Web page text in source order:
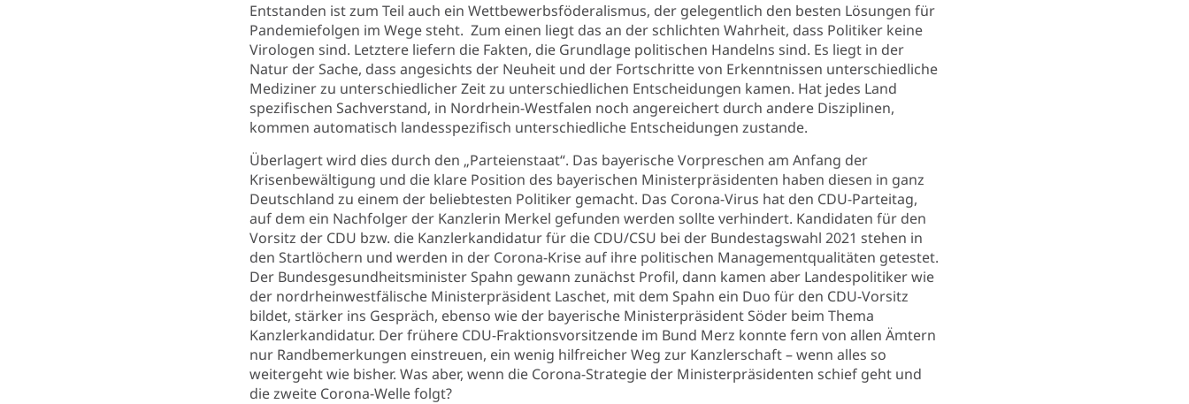
Entstanden ist zum Teil auch ein Wettbewerbsföderalismus, der gelegentlich den besten Lösungen für
Pandemiefolgen im Wege steht. Zum einen liegt das an der schlichten Wahrheit, dass Politiker keine
Virologen sind. Letztere liefern die Fakten, die Grundlage politischen Handelns sind. Es liegt in der
Natur der Sache, dass angesichts der Neuheit und der Fortschritte von Erkenntnissen unterschiedliche
Mediziner zu unterschiedlicher Zeit zu unterschiedlichen Entscheidungen kamen. Hat jedes Land
spezifischen Sachverstand, in Nordrhein-Westfalen noch angereichert durch andere Disziplinen,
kommen automatisch landesspezifisch unterschiedliche Entscheidungen zustande.
Überlagert wird dies durch den „Parteienstaat“. Das bayerische Vorpreschen am Anfang der
Krisenbewältigung und die klare Position des bayerischen Ministerpräsidenten haben diesen in ganz
Deutschland zu einem der beliebtesten Politiker gemacht. Das Corona-Virus hat den CDU-Parteitag,
auf dem ein Nachfolger der Kanzlerin Merkel gefunden werden sollte verhindert. Kandidaten für den
Vorsitz der CDU bzw. die Kanzlerkandidatur für die CDU/CSU bei der Bundestagswahl 2021 stehen in
den Startlöchern und werden in der Corona-Krise auf ihre politischen Managementqualitäten getestet.
Der Bundesgesundheitsminister Spahn gewann zunächst Profil, dann kamen aber Landespolitiker wie
der nordrheinwestfälische Ministerpräsident Laschet, mit dem Spahn ein Duo für den CDU-Vorsitz
bildet, stärker ins Gespräch, ebenso wie der bayerische Ministerpräsident Söder beim Thema
Kanzlerkandidatur. Der frühere CDU-Fraktionsvorsitzende im Bund Merz konnte fern von allen Ämtern
nur Randbemerkungen einstreuen, ein wenig hilfreicher Weg zur Kanzlerschaft – wenn alles so
weitergeht wie bisher. Was aber, wenn die Corona-Strategie der Ministerpräsidenten schief geht und
die zweite Corona-Welle folgt?